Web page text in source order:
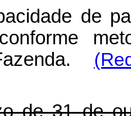
de
de 31 de